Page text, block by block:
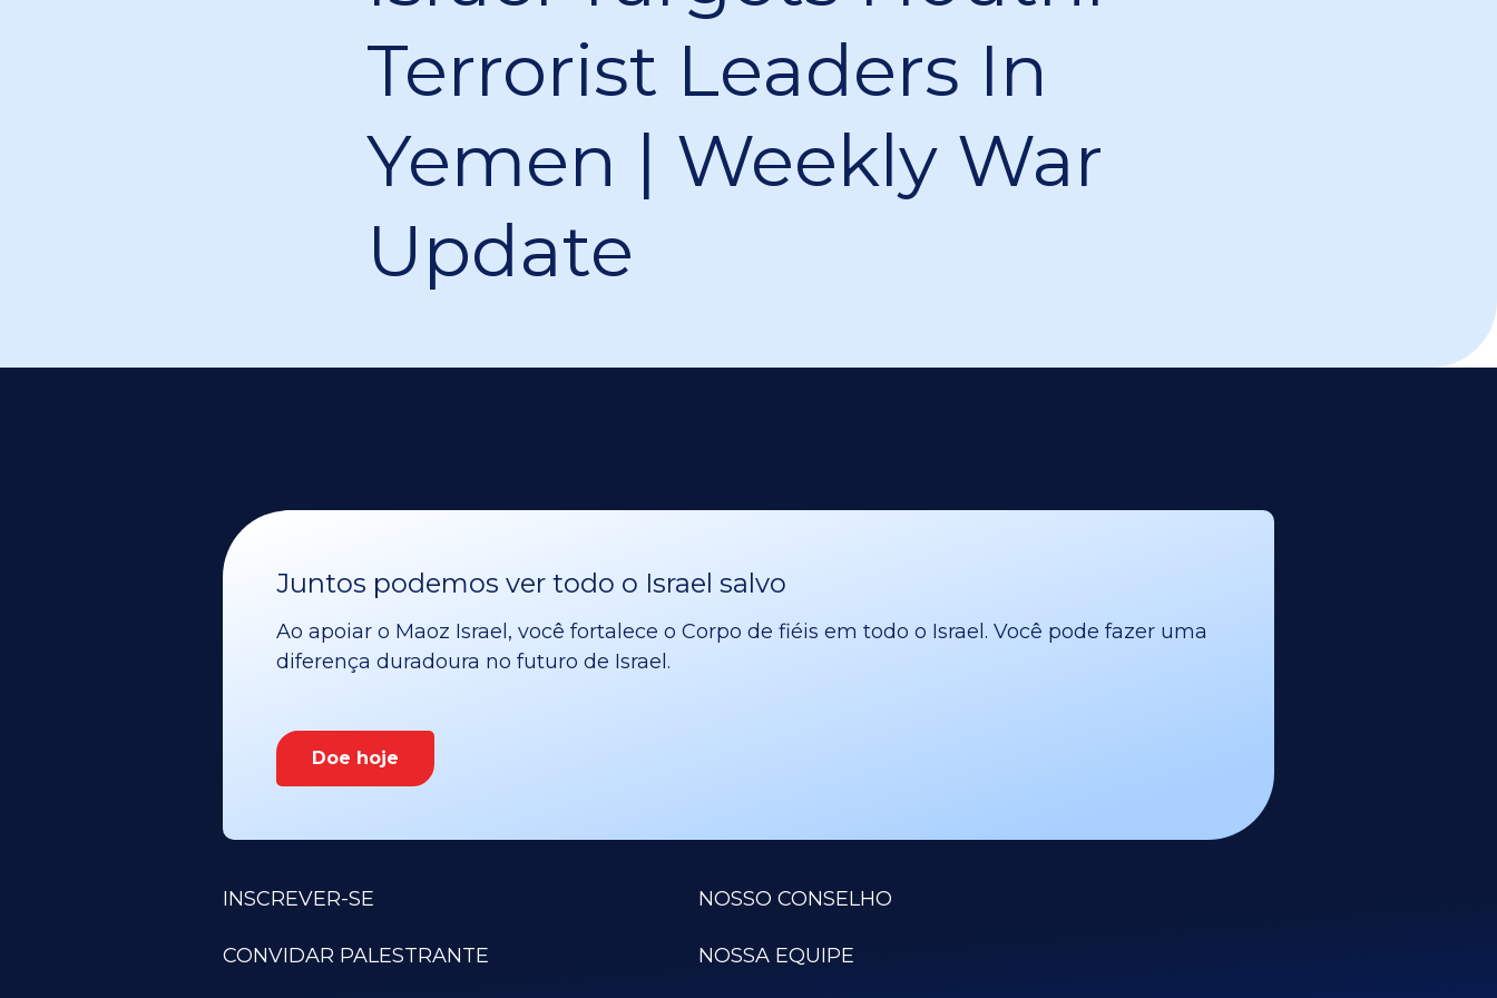
Terrorist Leaders In
Yemen | Weekly War
Update
Juntos podemos ver todo o Israel salvo
Ao apoiar o Maoz Israel, você fortalece o Corpo de fiéis em todo o Israel. Você pode fazer uma
diferença duradoura no futuro de Israel.
Doe hoje
INSCREVER-SE
CONVIDAR PALESTRANTE
NOSSO CONSELHO
NOSSA EQUIPE